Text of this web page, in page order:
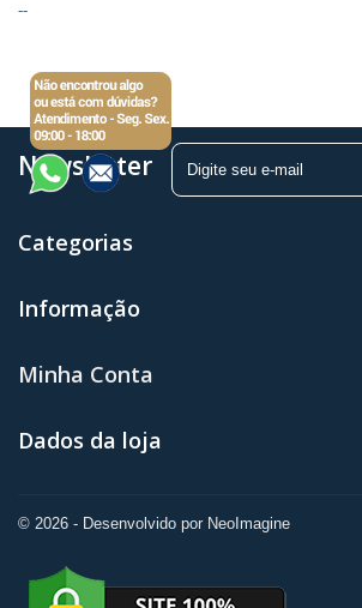
--
Newsletter
Categorias
Informação
© 2026 - Desenvolvido por NeoImagine
Minha Conta
Dados da loja